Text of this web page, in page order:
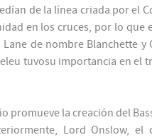
de la línea criada por el
en los cruces, por lo que
de nombre Blanchette y
tuvosu importancia en el
promueve la creación del
Lord Onslow, el